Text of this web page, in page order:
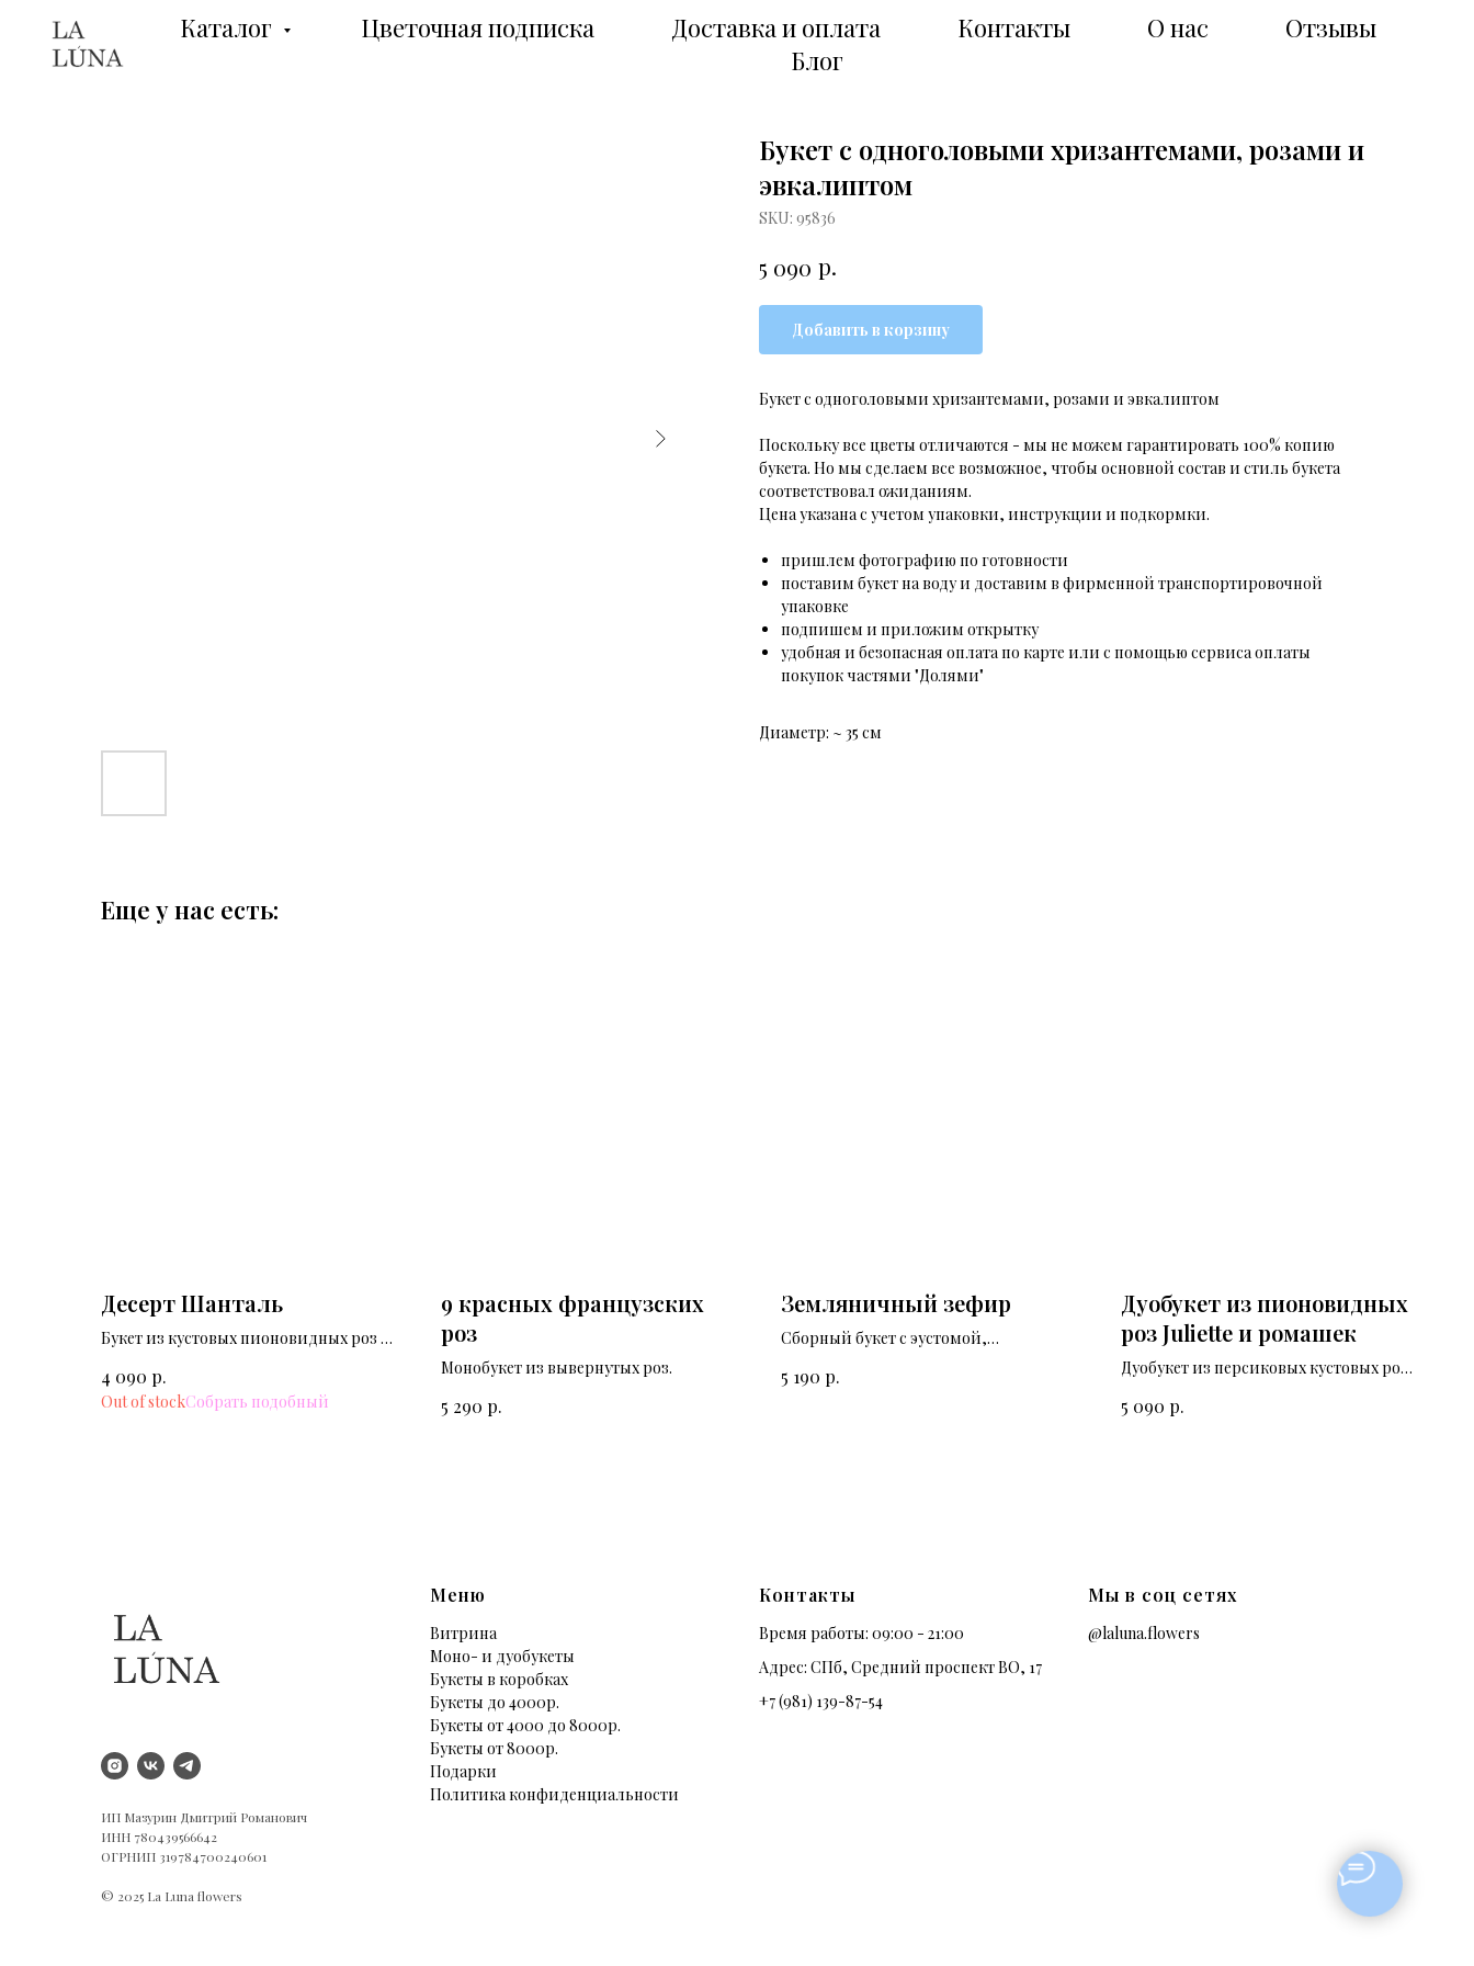
Каталог Цветочная подписка Доставка и оплата Контакты О нас
Отзывы
Блог
Букет с одноголовыми хризантемами, розами и
эвкалиптом
SKU: 95836
5 090 р.
Добавить в корзину
Букет с одноголовыми хризантемами, розами и эвкалиптом
Поскольку все цветы отличаются - мы не можем гарантировать 100% копию
букета. Но мы сделаем все возможное, чтобы основной состав и стиль букета
соответствовал ожиданиям.
Цена указана с учетом упаковки, инструкции и подкормки.
пришлем фотографию по готовности
поставим букет на воду и доставим в фирменной транспортировочной
упаковке
подпишем и приложим открытку
удобная и безопасная оплата по карте или с помощью сервиса оплаты
покупок частями "Долями"
Диаметр: ~ 35 см
Еще у нас есть:
Десерт Шанталь
Букет из кустовых пионовидных роз в
4 090 р.
Out of stock
9 красных французских
роз
Монобукет из вывернутых роз.
5 290 р.
Земляничный зефир
Сборный букет с эустомой,
розами.
5 190 р.
Дуобукет из пионовидных
роз Juliette и ромашек
Дуобукет из персиковых кустовых роз
5 090 р.
ИП Мазурин Дмитрий Романович
ИНН 780439566642
ОГРНИП 319784700240601
© 2025 La Luna flowers
Меню
Витрина
Моно- и дуобукеты
Букеты в коробках
Букеты до 4000р.
Букеты от 4000 до 8000р.
Букеты от 8000р.
Подарки
Политика конфиденциальности
Контакты
Время работы: 09:00 - 21:00
Адрес: СПб, Средний проспект ВО, 17
+7 (981) 139-87-54
Мы в соц сетях
@laluna.flowers